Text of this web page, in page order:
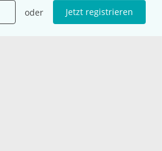
oder Jetzt registrieren